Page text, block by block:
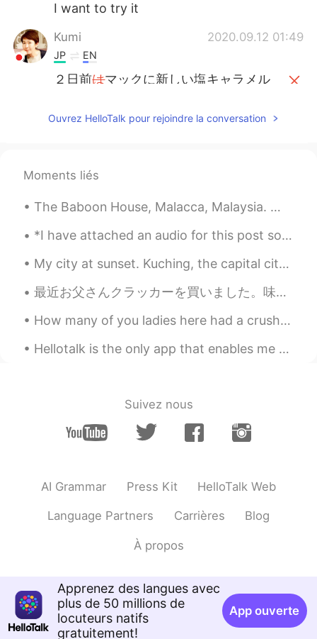
I want to try it
Kumi 2020.09.12 01:49
JP EN
２日前はマックに新しい塩キャラメル
２日前にマックに新しい塩キャラメル
ルとチョコパイ、マックフルーリー塩
そして、私は二つの味、塩キャラメル
とチョコパイ、マックフルーリー塩キ
ャラメルオレオを買いました。
私は通常マックフルーリーがあまり好
ではないけど、キャラメルなら、やっ
てみます。
私は通常マックフルーリーがあまり好
ではないけど、キャラメルなら、
すしかないです。
ると思って、車
ドライブスルーで買い、家に帰ってか
ィリングもいっぱい入いてました。
フィリングもいっぱい入
でも、嬉しいことはキャラメルがもっ
と入いていました。
でも、嬉しいこと
キャラメルがもっ
Ouvrez HelloTalk pour rejoindre la conversation
Moments liés
The Baboon House, Malacca, Malaysia. ここはムラカで有名なカフェです。カフェの環境は良いよですから、休憩に最適。 メニューのおすすめは絶対はバーガーです。...
*I have attached an audio for this post so you could do some reading and listening practice!* Af...
My city at sunset. Kuching, the capital city of Sarawak, located in the island of borneo, east of...
最近お父さんクラッカーを買いました。味が三つがあります。辛いフライドチキン、海苔、サワークリームやオニオンです。通常ミスターポタトというスナックはシップスがクラッカーじゃないので、これは食べるの...
How many of you ladies here had a crush on Howl when you were younger? He looks like a really coo...
Hellotalk is the only app that enables me to make so many international friends. It is better tha...
Suivez nous
AI Grammar Press Kit HelloTalk Web
Language Partners Carrières Blog
À propos
Apprenez des langues avec
plus de 50 millions de
locuteurs natifs
gratuitement!
App ouverte